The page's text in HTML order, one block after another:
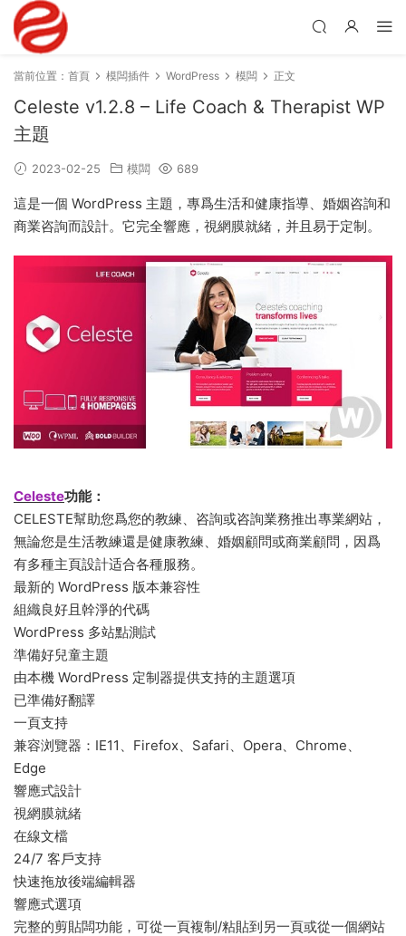
當前位置： 首頁 模闆插件 WordPress 模闆 正文
Celeste v1.2.8 – Life Coach & Therapist WP
主題
2023-02-25 模闆 689
這是一個 WordPress 主題，專爲生活和健康指導、婚姻咨詢和
商業咨詢而設計。它完全響應，視網膜就緒，并且易于定制。
Celeste功能：
CELESTE幫助您爲您的教練、咨詢或咨詢業務推出專業網站，
無論您是生活教練還是健康教練、婚姻顧問或商業顧問，因爲
有多種主頁設計适合各種服務。
最新的 WordPress 版本兼容性
組織良好且幹淨的代碼
WordPress 多站點測試
準備好兒童主題
由本機 WordPress 定制器提供支持的主題選項
已準備好翻譯
一頁支持
兼容浏覽器：IE11、Firefox、Safari、Opera、Chrome、
Edge
響應式設計
視網膜就緒
在線文檔
24/7 客戶支持
快速拖放後端編輯器
響應式選項
完整的剪貼闆功能，可從一頁複制/粘貼到另一頁或從一個網站